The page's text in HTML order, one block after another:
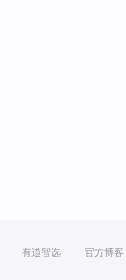
有道智选 官方博客